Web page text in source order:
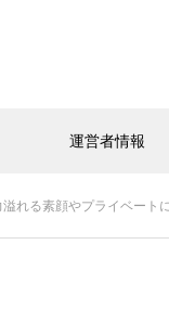
運営者情報
れる素顔やプライベート